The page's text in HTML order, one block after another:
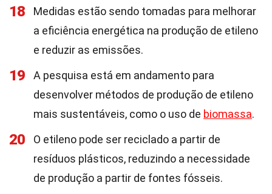
18
Medidas estão sendo tomadas para melhorar
a eficiência energética na produção de etileno
e reduzir as emissões.
19
A pesquisa está em andamento para
desenvolver métodos de produção de etileno
mais sustentáveis, como o uso de biomassa.
20
O etileno pode ser reciclado a partir de
resíduos plásticos, reduzindo a necessidade
de produção a partir de fontes fósseis.